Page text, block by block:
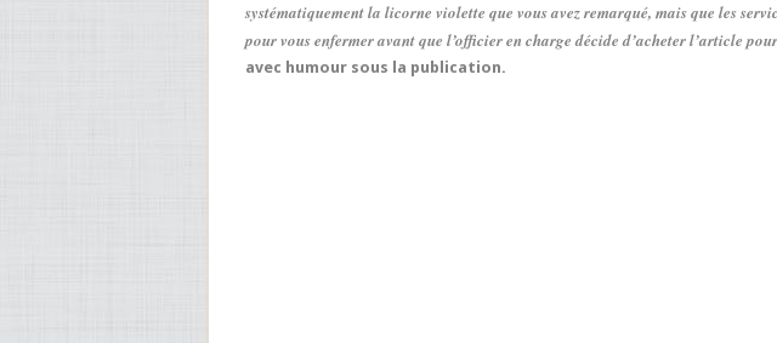
systématiquement la licorne violette que vous avez remarqué, mais que les
pour vous enfermer avant que l’officier en charge décide d’acheter l’article
avec humour sous la publication.